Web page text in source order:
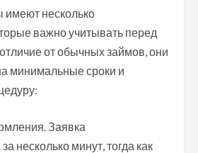
несколько
важно учитывать перед
от обычных займов, они
минимальные сроки и
Заявка
несколько минут, тогда как